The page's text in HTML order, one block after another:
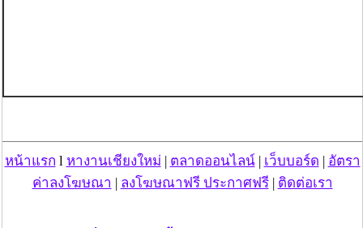
หน้าแรก l หางานเชียงใหม่ | ตลาดออนไลน์| เว็บบอร์ด | อัตรา
ค่าลงโฆษณา | ลงโฆษณาฟรี ประกาศฟรี| ติดต่อเรา